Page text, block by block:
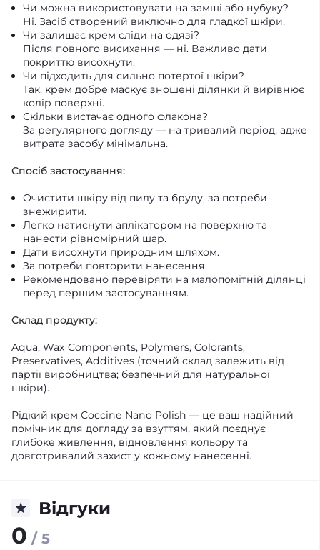
Чи можна використовувати на замші або нубуку?
Ні. Засіб створений виключно для гладкої шкіри.
Чи залишає крем сліди на одязі?
Після повного висихання — ні. Важливо дати
покриттю висохнути.
Чи підходить для сильно потертої шкіри?
Так, крем добре маскує зношені ділянки й вирівнює
колір поверхні.
Скільки вистачає одного флакона?
За регулярного догляду — на тривалий період, адже
витрата засобу мінімальна.
Спосіб застосування:
Очистити шкіру від пилу та бруду, за потреби
знежирити.
Легко натиснути аплікатором на поверхню та
нанести рівномірний шар.
Дати висохнути природним шляхом.
За потреби повторити нанесення.
Рекомендовано перевіряти на малопомітній ділянці
перед першим застосуванням.
Склад продукту:
Aqua, Wax Components, Polymers, Colorants,
Preservatives, Additives (точний склад залежить від
партії виробництва; безпечний для натуральної
шкіри).
Рідкий крем Coccine Nano Polish — це ваш надійний
помічник для догляду за взуттям, який поєднує
глибоке живлення, відновлення кольору та
довготривалий захист у кожному нанесенні.
Відгуки
0 / 5